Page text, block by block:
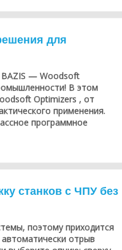
для
— Woodsoft
В этом
Optimizers , от
применения.
программное
станков с ЧПУ без
поэтому приходится
отрыв